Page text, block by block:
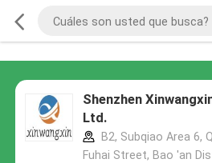
Shenzhen
Ltd.
B2, Subqiao Area 6,
Fuhai Street, Bao 'an